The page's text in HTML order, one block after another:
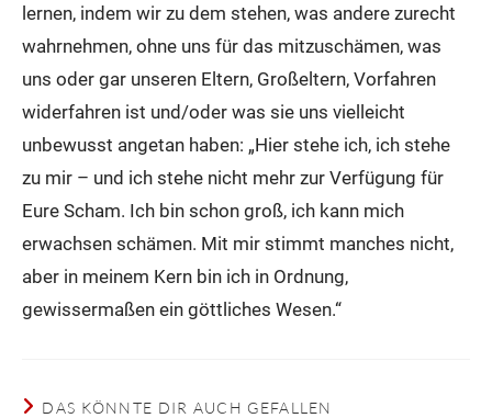
lernen, indem wir zu dem stehen, was andere zurecht
wahrnehmen, ohne uns für das mitzuschämen, was
uns oder gar unseren Eltern, Großeltern, Vorfahren
widerfahren ist und/oder was sie uns vielleicht
unbewusst angetan haben: „Hier stehe ich, ich stehe
zu mir – und ich stehe nicht mehr zur Verfügung für
Eure Scham. Ich bin schon groß, ich kann mich
erwachsen schämen. Mit mir stimmt manches nicht,
aber in meinem Kern bin ich in Ordnung,
gewissermaßen ein göttliches Wesen.“
DAS KÖNNTE DIR AUCH GEFALLEN